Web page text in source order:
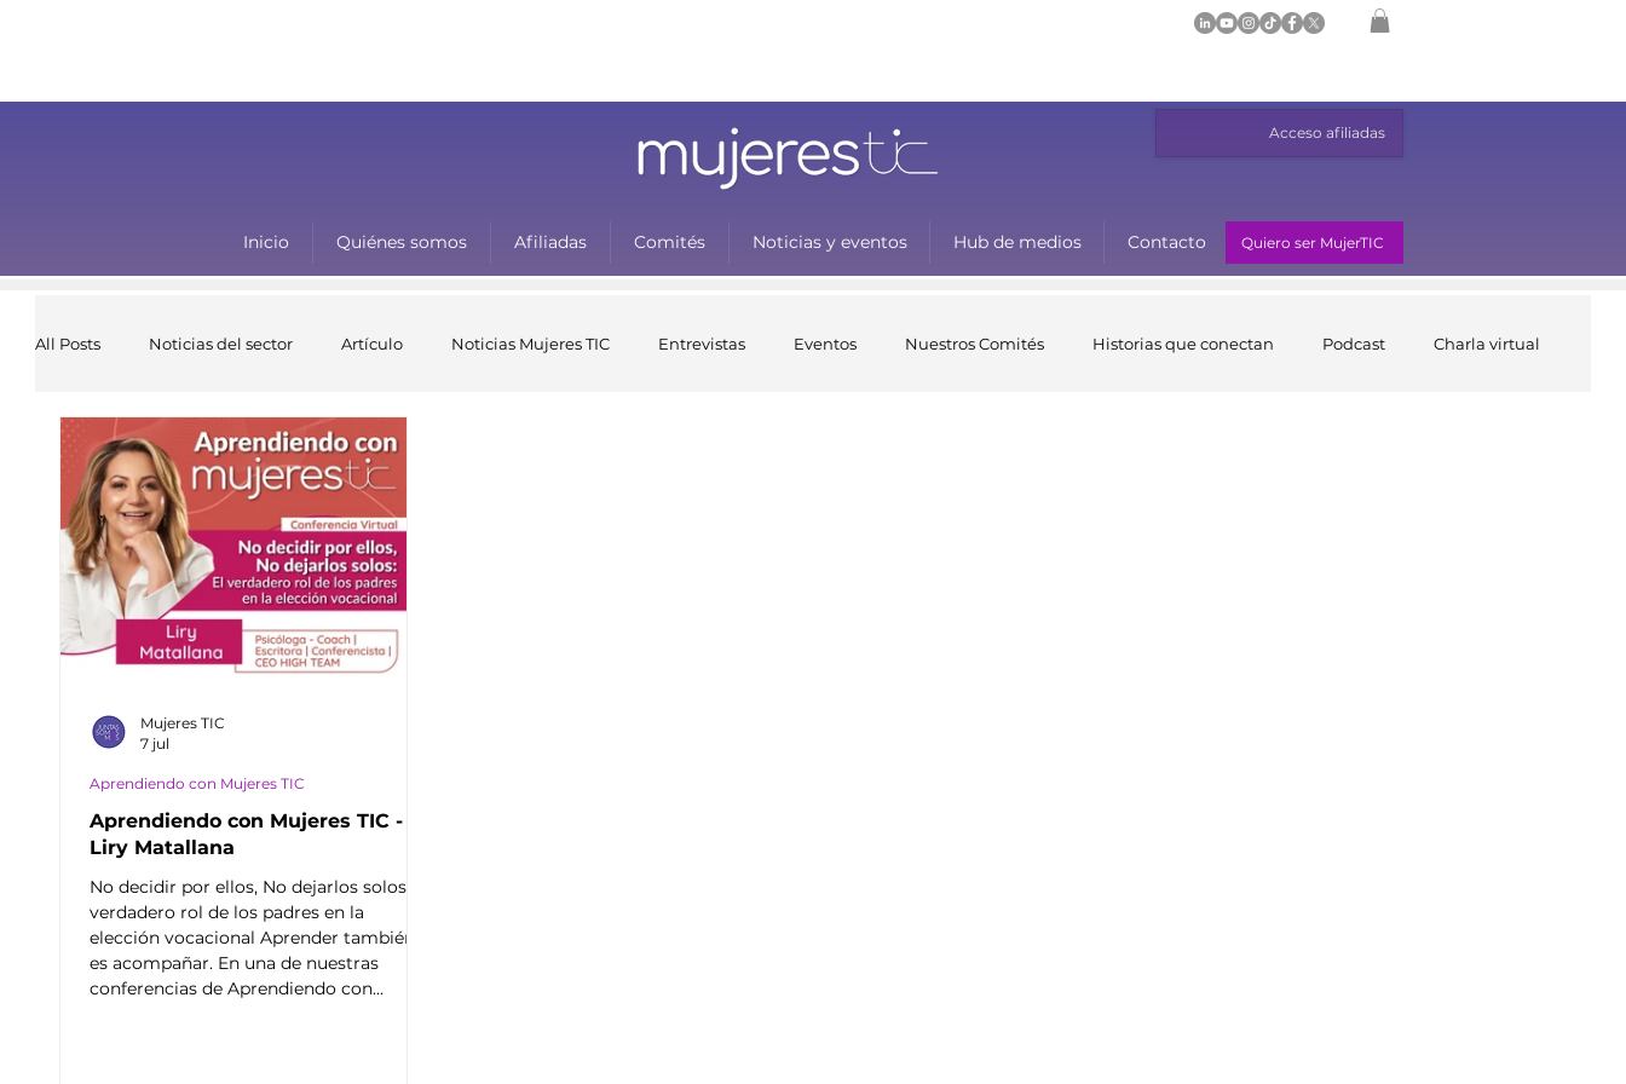
Acceso afiliadas
Inicio Quiénes somos Afiliadas Comités Noticias y eventos Hub de medios Contacto Quiero ser MujerTIC
All Posts Noticias del sector Artículo Noticias Mujeres TIC Entrevistas Eventos Nuestros Comités Historias que conectan Podcast Charla virtual
Aprendiendo con Mujeres TIC
Aprendiendo con Mujeres TIC -
Liry Matallana
No decidir por ellos, No dejarlos solos: El
verdadero rol de los padres en la
elección vocacional Aprender también
es acompañar. En una de nuestras
conferencias de Aprendiendo con
Aprendiendo con Mujeres TIC
Mujeres TIC
7 jul